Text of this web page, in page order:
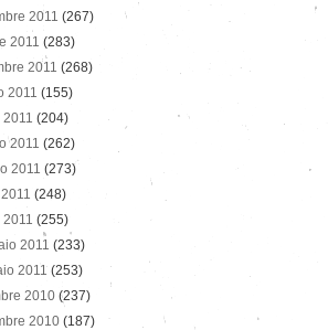
2011 (267)
2011 (283)
2011 (268)
2011 (155)
2011 (204)
2011 (262)
2011 (273)
(248)
2011 (255)
2011 (233)
2011 (253)
2010 (237)
2010 (187)